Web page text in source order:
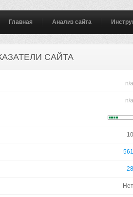
Главная Анализ сайта
САЙТА
n/a
n/a
10
561
28
Нет